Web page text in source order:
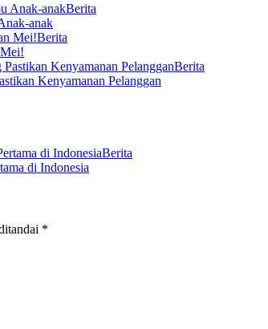
Berita
anak
Berita
Berita
Kenyamanan Pelanggan
Berita
di Indonesia
*